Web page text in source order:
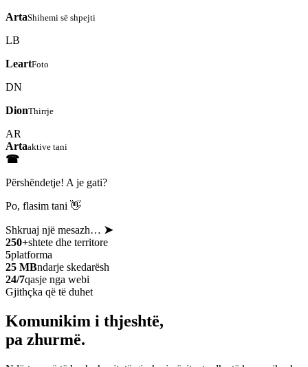
ArtaShihemi së shpejti
LB
LeartFoto
DN
DionThirrje
AR
Artaaktive tani
☎
Përshëndetje! A je gati?
Po, flasim tani 👋
Shkruaj një mesazh… ➤
250+shtete dhe territore
5platforma
25 MBndarje skedarësh
24/7qasje nga webi
Gjithçka që të duhet
Komunikim i thjeshtë,
pa zhurmë.